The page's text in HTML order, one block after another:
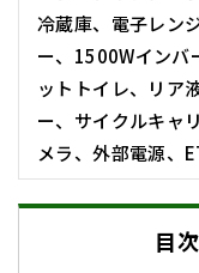
冷蔵庫、電子レン
ー、1500Wインバ
ットトイレ、リア
ー、サイクルキャ
メラ、外部電源、
目次